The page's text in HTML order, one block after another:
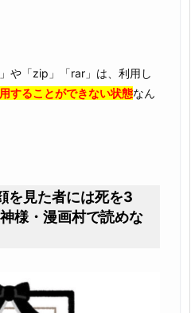
や「zip」「rar」は、利用し
することができない状態なん
を見た者には死を3
様・漫画村で読めな